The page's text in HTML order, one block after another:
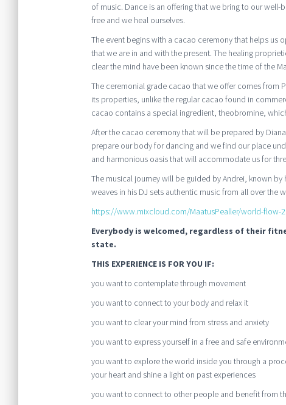
of music. Dance is an offering that we bring to our
free and we heal ourselves.
The event begins with a cacao ceremony that helps
that we are in and with the present. The healing
clear the mind have been known since the time of the
The ceremonial grade cacao that we offer comes from
its properties, unlike the regular cacao found in
cacao contains a special ingredient, theobromine,
After the cacao ceremony that will be prepared by
prepare our body for dancing and we find our place
and harmonious oasis that will accommodate us for
The musical journey will be guided by Andrei, known
weaves in his DJ sets authentic music from all over the
https://www.mixcloud.com/MaatusPealler/world-flow-
Everybody is welcomed, regardless of their
state.
THIS EXPERIENCE IS FOR YOU IF:
you want to contemplate through movement
you want to connect to your body and relax it
you want to clear your mind from stress and anxiety
you want to express yourself in a free and safe
you want to explore the world inside you through a
your heart and shine a light on past experiences
you want to connect to other people and benefit from